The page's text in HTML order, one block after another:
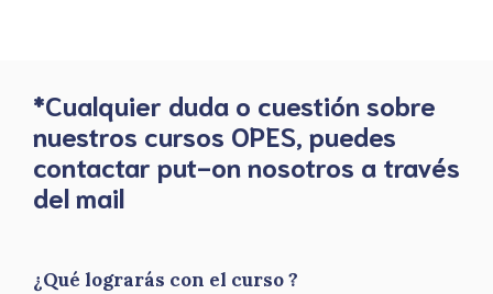
*Cualquier duda o cuestión sobre
nuestros cursos OPES, puedes
contactar put-on nosotros a través
del mail
¿Qué lograrás con el curso ?